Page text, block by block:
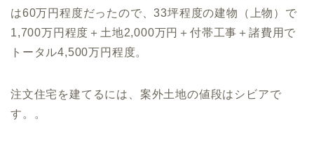
は60万円程度だったので、33坪程度の建物（上物）で
1,700万円程度＋土地2,000万円＋付帯工事＋諸費用で
トータル4,500万円程度。
注文住宅を建てるには、案外土地の値段はシビアで
す。。